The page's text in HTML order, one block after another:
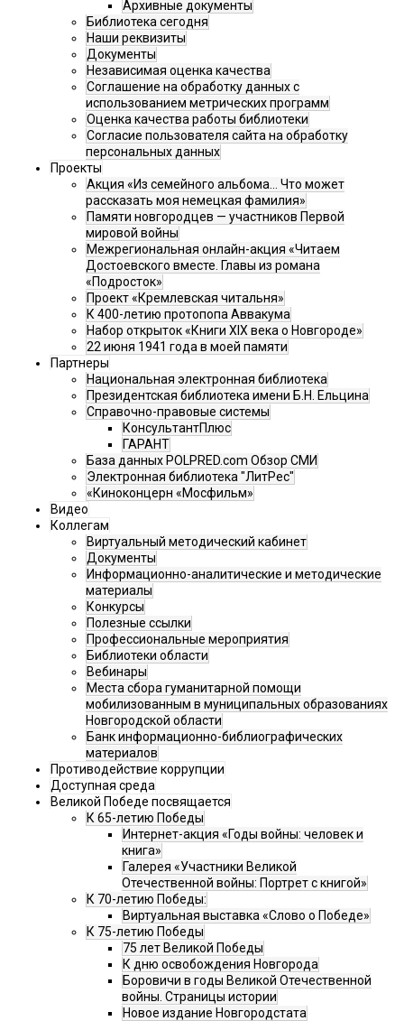
Архивные документы
Библиотека сегодня
Наши реквизиты
Документы
Независимая оценка качества
Соглашение на обработку данных с
использованием метрических программ
Оценка качества работы библиотеки
Согласие пользователя сайта на обработку
персональных данных
Проекты
Акция «Из семейного альбома... Что может
рассказать моя немецкая фамилия»
Памяти новгородцев — участников Первой
мировой войны
Межрегиональная онлайн-акция «Читаем
Достоевского вместе. Главы из романа
«Подросток»
Проект «Кремлевская читальня»
К 400-летию протопопа Аввакума
Набор открыток «Книги XIX века о Новгороде»
22 июня 1941 года в моей памяти
Партнеры
Национальная электронная библиотека
Президентская библиотека имени Б.Н. Ельцина
Справочно-правовые системы
КонсультантПлюс
ГАРАНТ
База данных POLPRED.com Обзор СМИ
Электронная библиотека "ЛитРес"
«Киноконцерн «Мосфильм»
Видео
Коллегам
Виртуальный методический кабинет
Документы
Информационно-аналитические и методические
материалы
Конкурсы
Полезные ссылки
Профессиональные мероприятия
Библиотеки области
Вебинары
Места сбора гуманитарной помощи
мобилизованным в муниципальных образованиях
Новгородской области
Банк информационно-библиографических
материалов
Противодействие коррупции
Доступная среда
Великой Победе посвящается
К 65-летию Победы
Интернет-акция «Годы войны: человек и
книга»
Галерея «Участники Великой
Отечественной войны: Портрет с книгой»
К 70-летию Победы:
Виртуальная выставка «Слово о Победе»
К 75-летию Победы
75 лет Великой Победы
К дню освобождения Новгорода
Боровичи в годы Великой Отечественной
войны. Страницы истории
Новое издание Новгородстата